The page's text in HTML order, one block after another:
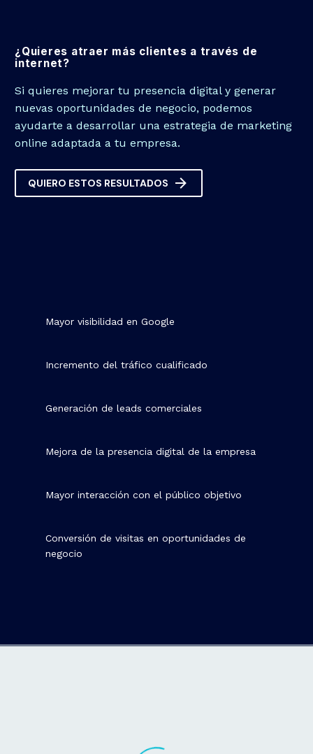
¿Quieres atraer más clientes a través de
internet?
Si quieres mejorar tu presencia digital y generar
nuevas oportunidades de negocio, podemos
ayudarte a desarrollar una estrategia de marketing
online adaptada a tu empresa.
QUIERO ESTOS RESULTADOS 
Mayor visibilidad en Google
Incremento del tráfico cualificado
Generación de leads comerciales
Mejora de la presencia digital de la empresa
Mayor interacción con el público objetivo
Conversión de visitas en oportunidades de
negocio